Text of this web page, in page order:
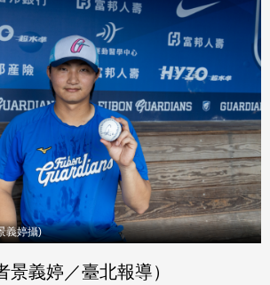
義婷攝)
景義婷／臺北報導）